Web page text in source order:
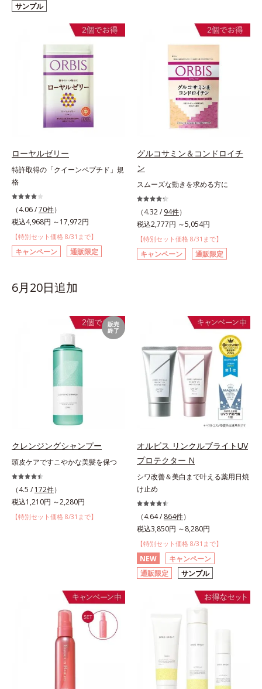
サンプル
ローヤルゼリー
特許取得の「クイーンペプチド」規
格
（4.06 /70件）
税込4,968円 ～17,972円
【特別セット価格 8/31まで】
キャンペーン 通販限定
グルコサミン＆コンドロイチ
ン
スムーズな動きを求める方に
（4.32 / 94件）
税込2,777円 ～5,054円
【特別セット価格 8/31まで】
キャンペーン 通販限定
6月20日追加
販売
終了
クレンジングシャンプー
頭皮ケアですこやかな美髪を保つ
（4.5 / 172件）
税込1,210円 ～2,280円
【特別セット価格 8/31まで】
オルビス リンクルブライトUV
プロテクター N
シワ改善＆美白まで叶える薬用日焼
け止め
（4.64 / 864件）
税込3,850円 ～8,280円
【特別セット価格 8/31まで】
NEW
キャンペーン
通販限定
サンプル